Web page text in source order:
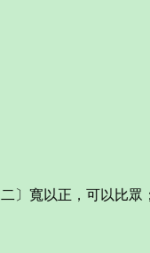
寬以正，可以比眾